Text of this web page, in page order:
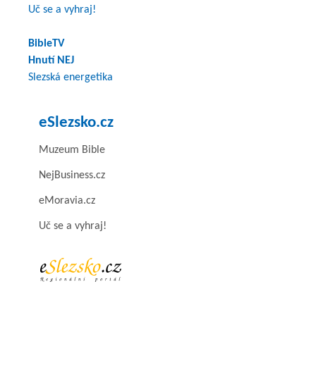
Uč se a vyhraj!
BibleTV
Hnutí NEJ
Slezská energetika
eSlezsko.cz
Muzeum Bible
NejBusiness.cz
eMoravia.cz
Uč se a vyhraj!